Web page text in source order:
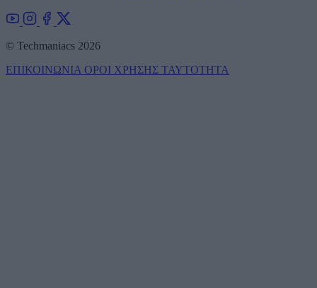
© Techmaniacs 2026
ΕΠΙΚΟΙΝΩΝΙΑ ΟΡΟΙ ΧΡΗΣΗΣ ΤΑΥΤΟΤΗΤΑ